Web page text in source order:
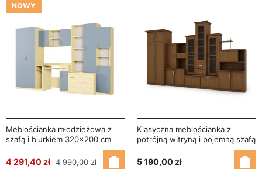
NOWY
Meblościanka młodzieżowa z
szafą i biurkiem 320×200 cm
Wanilia / Niebieski Kredowy –
NEL
4 291,40 zł 4 990,00 zł
Klasyczna meblościanka z
potrójną witryną i pojemną szafą
360×207 cm Wiśnia Porto –
HADES + Szafa
5 190,00 zł